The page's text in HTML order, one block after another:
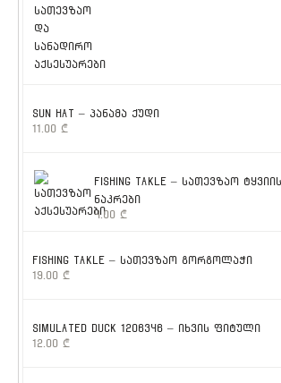
SUN HAT – პანამა ქუდი
11.00 ₾
FISHING TAKLE – სათევზაო ტყვიის
ნაკრები
4.00 ₾
FISHING TAKLE – სათევზაო გორგოლაჭი
19.00 ₾
SIMULATED DUCK 1206346 – იხვის ფიტული
12.00 ₾